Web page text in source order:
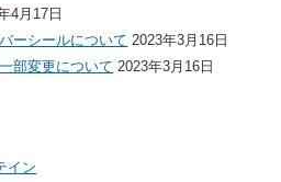
4月17日
ーシールについて 2023年3月16日
部変更について 2023年3月16日
イン